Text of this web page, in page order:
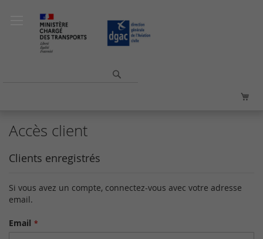
contenu
Accès client
Clients enregistrés
Si vous avez un compte, connectez-vous avec votre adresse
email.
Email